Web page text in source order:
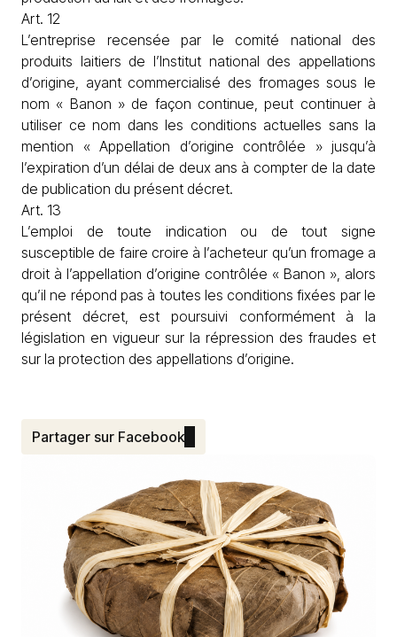
Art. 12
L’entreprise recensée par le comité national des
produits laitiers de l’Institut national des appellations
d’origine, ayant commercialisé des fromages sous le
nom « Banon » de façon continue, peut continuer à
utiliser ce nom dans les conditions actuelles sans la
mention « Appellation d’origine contrôlée » jusqu’à
l’expiration d’un délai de deux ans à compter de la date
de publication du présent décret.
Art. 13
L’emploi de toute indication ou de tout signe
susceptible de faire croire à l’acheteur qu’un fromage a
droit à l’appellation d’origine contrôlée « Banon », alors
qu’il ne répond pas à toutes les conditions fixées par le
présent décret, est poursuivi conformément à la
législation en vigueur sur la répression des fraudes et
sur la protection des appellations d’origine.
Partager sur Facebook